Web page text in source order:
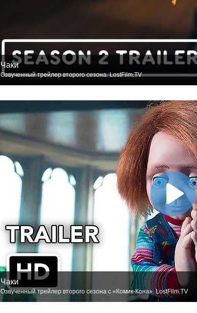
Чаки
Озвученный трейлер второго сезона. LostFilm.TV
Чаки
Озвученный трейлер второго сезона с «Комик-Кона». LostFilm.TV